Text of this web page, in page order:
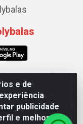
e de
publicidade
e melhorar a
173 Galpão B -
075 - CNPJ